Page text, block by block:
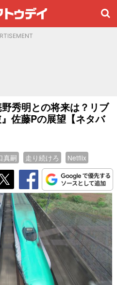
秀明との将来は？リブ
佐藤Pの展望【ネタバ
真嗣 走り続けろ Netflix